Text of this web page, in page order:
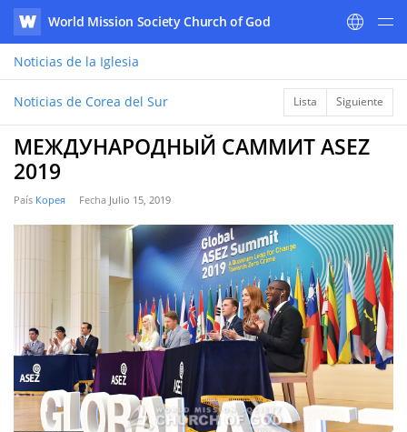
WATV
World Mission Society Church of God
Noticias de la Iglesia
Noticias de Corea del Sur Lista Siguiente
МЕЖДУНАРОДНЫЙ САММИТ ASEZ
2019
País Корея Fecha Julio 15, 2019